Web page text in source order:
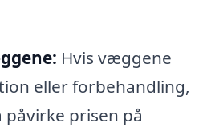
Hvis væggene
eller forbehandling,
prisen på